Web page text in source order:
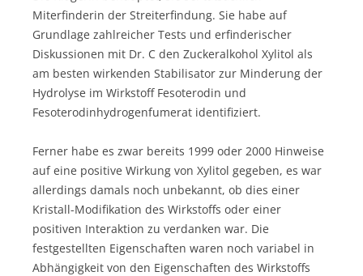
Miterfinderin der Streiterfindung. Sie habe auf
Grundlage zahlreicher Tests und erfinderischer
Diskussionen mit Dr. C den Zuckeralkohol Xylitol als
am besten wirkenden Stabilisator zur Minderung der
Hydrolyse im Wirkstoff Fesoterodin und
Fesoterodinhydrogenfumerat identifiziert.
Ferner habe es zwar bereits 1999 oder 2000 Hinweise
auf eine positive Wirkung von Xylitol gegeben, es war
allerdings damals noch unbekannt, ob dies einer
Kristall-Modifikation des Wirkstoffs oder einer
positiven Interaktion zu verdanken war. Die
festgestellten Eigenschaften waren noch variabel in
Abhängigkeit von den Eigenschaften des Wirkstoffs